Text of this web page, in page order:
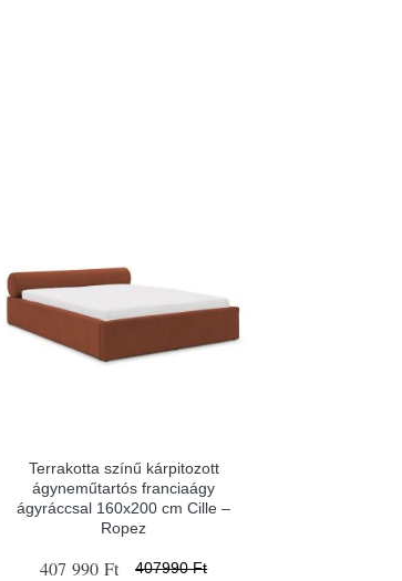
Terrakotta színű kárpitozott
ágyneműtartós franciaágy
ágyráccsal 160x200 cm Cille –
Ropez
407 990 Ft 407990 Ft